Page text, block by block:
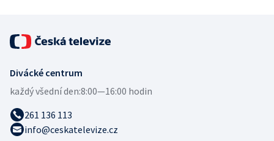
Divácké centrum
každý všední den:8:00—16:00 hodin
261 136 113
info@ceskatelevize.cz